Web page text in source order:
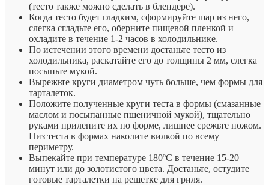
(тесто также можно сделать в блендере).
Когда тесто будет гладким, сформируйте шар из него,
слегка сгладьте его, оберните пищевой пленкой и
охладите в течение 1-2 часов в холодильнике.
По истечении этого времени достаньте тесто из
холодильника, раскатайте его до толщины 2 мм, слегка
посыпьте мукой.
Вырежьте круги диаметром чуть больше, чем формы для
тарталеток.
Положите полученные круги теста в формы (смазанные
маслом и посыпанные пшеничной мукой), тщательно
руками прилепите их по форме, лишнее срежьте ножом.
Низ теста в формах наколите вилкой по всему
периметру.
Выпекайте при температуре 180ºC в течение 15-20
минут или до золотистого цвета. Достаньте, остудите
готовые тарталетки на решетке для гриля.